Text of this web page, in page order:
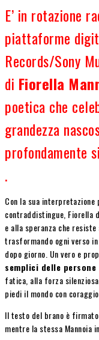
E’ in rotazione
piattaforme
Records/Sony
di Fiorella
poetica che
grandezza
profondamente
.
Con la sua
contraddistingue, Fiorella
e alla speranza che
trasformando ogni verso
dopo giorno. Un vero e
semplici delle persone
fatica, alla forza
piedi il mondo con
Il testo del brano è
mentre la stessa Mannoia